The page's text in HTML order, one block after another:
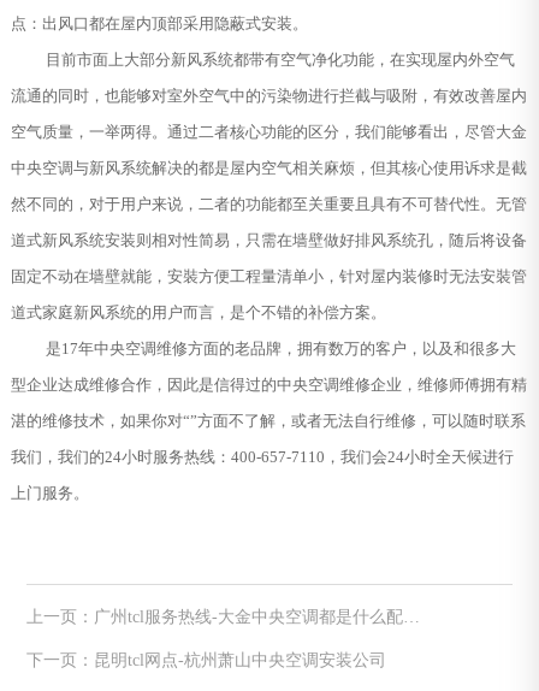
点：出风口都在屋内顶部采用隐蔽式安装。
目前市面上大部分新风系统都带有空气净化功能，在实现屋内外空气
流通的同时，也能够对室外空气中的污染物进行拦截与吸附，有效改善屋内
空气质量，一举两得。通过二者核心功能的区分，我们能够看出，尽管大金
中央空调与新风系统解决的都是屋内空气相关麻烦，但其核心使用诉求是截
然不同的，对于用户来说，二者的功能都至关重要且具有不可替代性。无管
道式新风系统安装则相对性简易，只需在墙壁做好排风系统孔，随后将设备
固定不动在墙壁就能，安裝方便工程量清单小，针对屋内装修时无法安裝管
道式家庭新风系统的用户而言，是个不错的补偿方案。
是17年中央空调维修方面的老品牌，拥有数万的客户，以及和很多大
型企业达成维修合作，因此是信得过的中央空调维修企业，维修师傅拥有精
湛的维修技术，如果你对“”方面不了解，或者无法自行维修，可以随时联系
我们，我们的24小时服务热线：400-657-7110，我们会24小时全天候进行
上门服务。
上一页：广州tcl服务热线-大金中央空调都是什么配置
下一页：昆明tcl网点-杭州萧山中央空调安装公司